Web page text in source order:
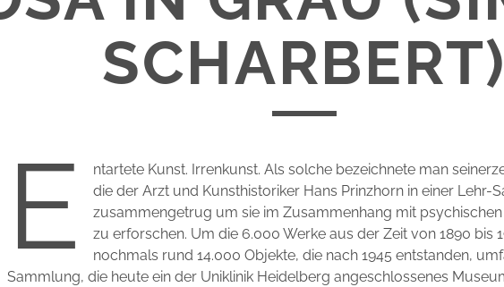
SCHARBERT)
E
ntartete Kunst. Irrenkunst. Als solche bezeichnete man
die der Arzt und Kunsthistoriker Hans Prinzhorn in einer Lehr-
zusammengetrug um sie im Zusammenhang mit
zu erforschen. Um die 6.000 Werke aus der Zeit von 1890 bis
nochmals rund 14.000 Objekte, die nach 1945 entstanden,
Sammlung, die heute ein der Uniklinik Heidelberg angeschlossenes